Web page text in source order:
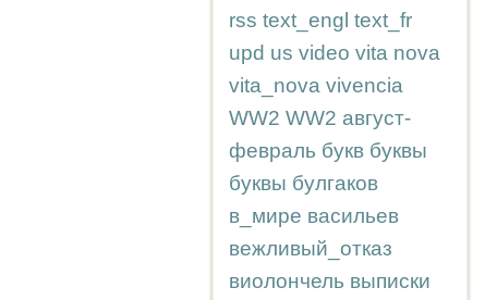
rss text_engl text_fr
upd us video vita nova
vita_nova vivencia
WW2 WW2 август-
февраль букв буквы
буквы булгаков
в_мире васильев
вежливый_отказ
виолончель выписки